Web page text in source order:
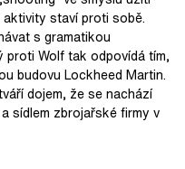
staví proti sobě.
s gramatikou
proti Wolf tak odpovídá tím,
budovu Lockheed Martin.
dojem, že se nachází
sídlem zbrojařské firmy v